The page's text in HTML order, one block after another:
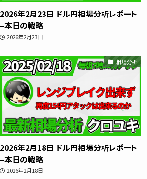
2026年2月23日 ドル円相場分析レポート
–本日の戦略
2026年2月23日
相場分析
2026年2月18日 ドル円相場分析レポート
–本日の戦略
2026年2月18日